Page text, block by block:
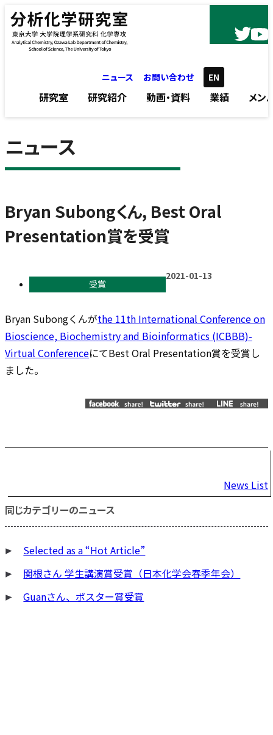
内容をスキップ
ニュース お問い合わせ EN
研究室 研究紹介 動画・資料 業績 メン
ニュース
Bryan Subongくん, Best Oral
Presentation賞を受賞
受賞
2021-01-13
Bryan Subongくんがthe 11th International Conference on
Bioscience, Biochemistry and Bioinformatics (ICBBB)-
Virtual ConferenceにてBest Oral Presentation賞を受賞し
ました。
ゲ
ー
ョ
News List
同じカテゴリーのニュース
Selected as a “Hot Article”
関根さん 学生講演賞受賞（日本化学会春季年会）
Guanさん、ポスター賞受賞